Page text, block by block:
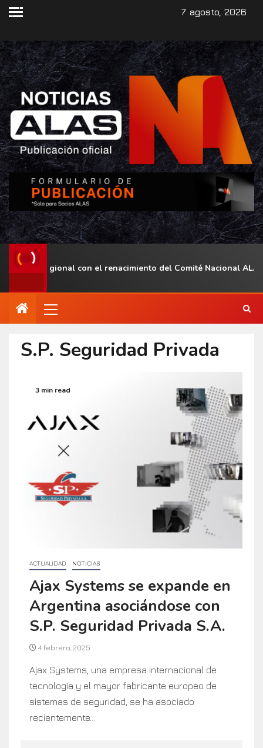
7 agosto, 2026
regional con el renacimiento del Comité Nacional ALAS
S.P. Seguridad Privada
3 min read
ACTUALIDAD NOTICIAS
Ajax Systems se expande en
Argentina asociándose con
S.P. Seguridad Privada S.A.
4 febrero, 2025
Ajax Systems, una empresa internacional de
tecnología y el mayor fabricante europeo de
sistemas de seguridad, se ha asociado
recientemente...